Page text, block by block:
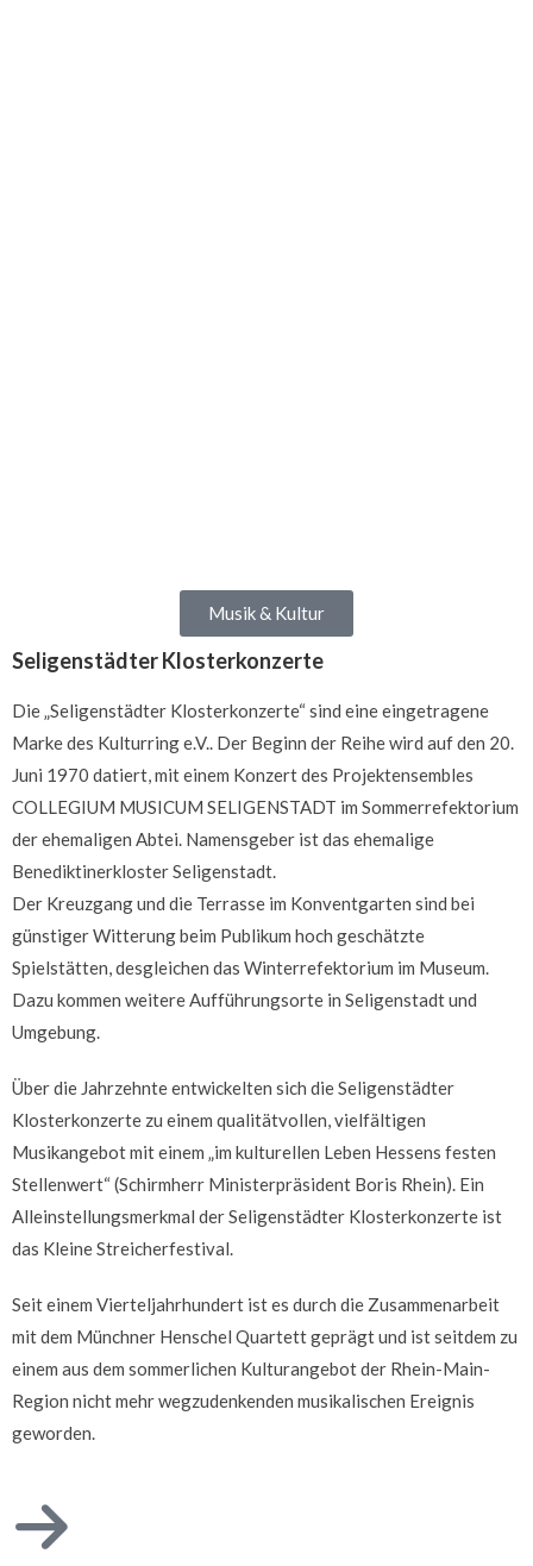
Musik & Kultur
Seligenstädter Klosterkonzerte
Die „Seligenstädter Klosterkonzerte“ sind eine eingetragene
Marke des Kulturring e.V.. Der Beginn der Reihe wird auf den 20.
Juni 1970 datiert, mit einem Konzert des Projektensembles
COLLEGIUM MUSICUM SELIGENSTADT im Sommerrefektorium
der ehemaligen Abtei. Namensgeber ist das ehemalige
Benediktinerkloster Seligenstadt.
Der Kreuzgang und die Terrasse im Konventgarten sind bei
günstiger Witterung beim Publikum hoch geschätzte
Spielstätten, desgleichen das Winterrefektorium im Museum.
Dazu kommen weitere Aufführungsorte in Seligenstadt und
Umgebung.
Über die Jahrzehnte entwickelten sich die Seligenstädter
Klosterkonzerte zu einem qualitätvollen, vielfältigen
Musikangebot mit einem „im kulturellen Leben Hessens festen
Stellenwert“ (Schirmherr Ministerpräsident Boris Rhein). Ein
Alleinstellungsmerkmal der Seligenstädter Klosterkonzerte ist
das Kleine Streicherfestival.
Seit einem Vierteljahrhundert ist es durch die Zusammenarbeit
mit dem Münchner Henschel Quartett geprägt und ist seitdem zu
einem aus dem sommerlichen Kulturangebot der Rhein-Main-
Region nicht mehr wegzudenkenden musikalischen Ereignis
geworden.